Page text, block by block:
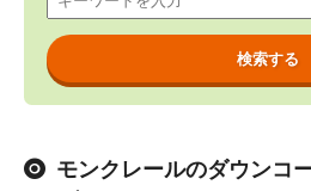
モンクレールのダウンコ